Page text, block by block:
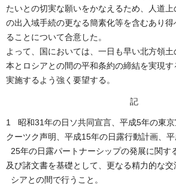
たいとの切実な願いをかなえるため、人道
の出入域手続の更なる簡素化等を含むあり
ることについて合意した。
よって、国においては、一日も早い北方領
本とロシアとの間の平和条約の締結を実現
実施するよう強く要望する。
記
1 昭和31年の日ソ共同宣言、平成5年の東
クーツク声明、平成15年の日露行動計画、
25年の日露パートナーシップの発展に関す
及び諸文書を基礎として、更なる精力的な交
シアとの間で行うこと。